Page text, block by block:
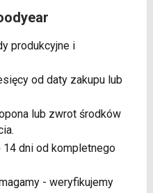
produkcyjne i
od daty zakupu lub
lub zwrot środków
14 dni od kompletnego
- weryfikujemy